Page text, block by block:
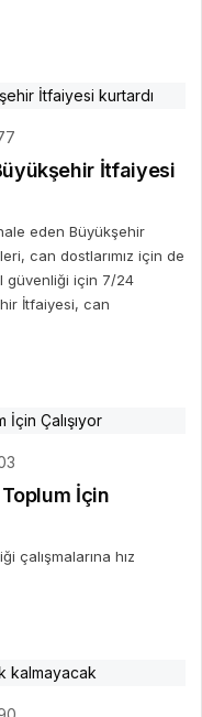
İtfaiyesi
eden Büyükşehir
can dostlarımız için de
güvenliği için 7/24
İtfaiyesi, can
İçin
çalışmalarına hız